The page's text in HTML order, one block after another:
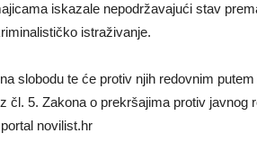
iskazale nepodržavajući stav
istraživanje.
slobodu te će protiv njih redovnim
čl. 5. Zakona o prekršajima protiv javnog
novilist.hr